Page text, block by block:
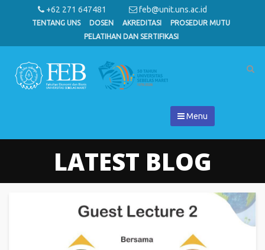
+62 271 647481 feb@unit.uns.ac.id
TENTANG UNS DOSEN AKREDITASI
PROSEDUR MUTU
PELATIHAN DAN SERTIFIKASI
Menu
LATEST BLOG